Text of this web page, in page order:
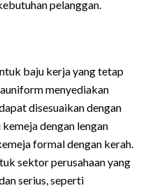
pelanggan.
baju kerja yang tetap
menyediakan
disesuaikan dengan
dengan lengan
formal dengan kerah.
sektor perusahaan yang
serius, seperti